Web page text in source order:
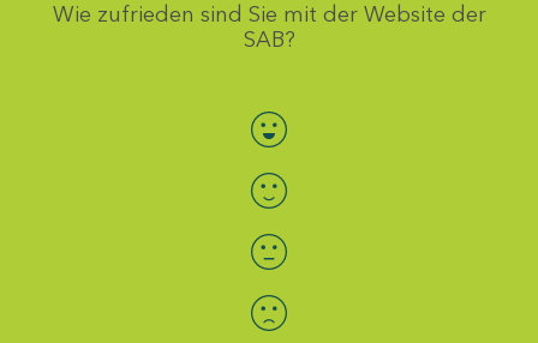
Wie zufrieden sind Sie mit der Website der
SAB?
Bewertung auswählen